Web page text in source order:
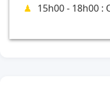
15h00 - 18h00 :